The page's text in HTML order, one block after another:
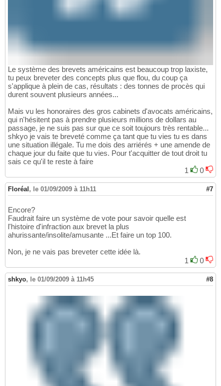
Le système des brevets américains est beaucoup trop laxiste,
tu peux breveter des concepts plus que flou, du coup ça
s'applique à plein de cas, résultats : des tonnes de procès qui
durent souvent plusieurs années...
Mais vu les honoraires des gros cabinets d'avocats américains,
qui n'hésitent pas à prendre plusieurs millions de dollars au
passage, je ne suis pas sur que ce soit toujours très rentable...
shkyo je vais te breveté comme ça tant que tu vies tu es dans
une situation illégale. Tu me dois des arriérés + une amende de
chaque jour du faite que tu vies. Pour t'acquitter de tout droit tu
sais ce qu'il te reste à faire
1
0
Floréal , le 01/09/2009 à 11h11 #7
Encore?
Faudrait faire un système de vote pour savoir quelle est
l'histoire d'infraction aux brevet la plus
ahurissante/insolite/amusante ...Et faire un top 100.
Non, je ne vais pas breveter cette idée là.
1
0
shkyo, le 01/09/2009 à 11h45 #8